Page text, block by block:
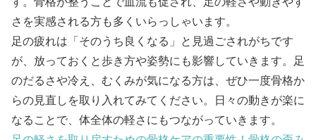
さを実感される方も多くいらっしゃいます。
足の疲れは「そのうち良くなる」と見過ごされがちです
が、放っておくと歩き方や姿勢にも影響していきます。足
のだるさや冷え、むくみが気になる方は、ぜひ一度骨格か
らの見直しを取り入れてみてください。日々の動きが楽に
なることで、体全体の軽さにもつながっていきます。